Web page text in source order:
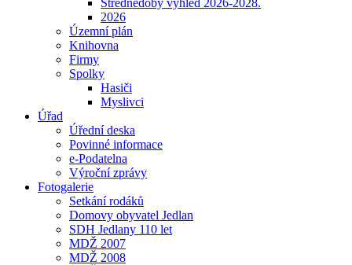
Střednědobý výhled 2026-2028.
2026
Územní plán
Knihovna
Firmy
Spolky
Hasiči
Myslivci
Úřad
Úřední deska
Povinné informace
e-Podatelna
Výroční zprávy
Fotogalerie
Setkání rodáků
Domovy obyvatel Jedlan
SDH Jedlany 110 let
MDŽ 2007
MDŽ 2008